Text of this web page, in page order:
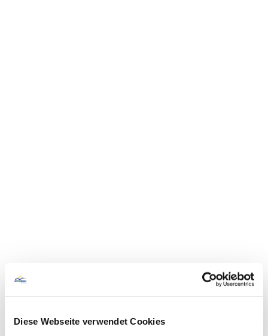
Diese Webseite verwendet Cookies